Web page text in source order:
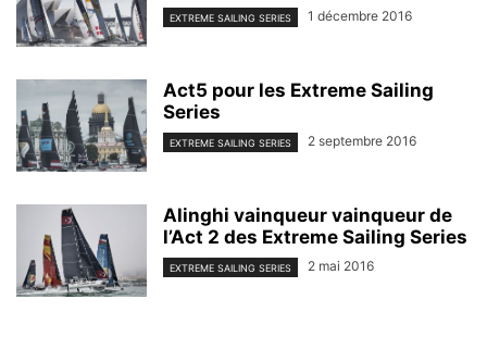
EXTREME SAILING SERIES 1 décembre 2016
Act5 pour les Extreme Sailing
Series
EXTREME SAILING SERIES 2 septembre 2016
Alinghi vainqueur vainqueur de
l’Act 2 des Extreme Sailing Series
EXTREME SAILING SERIES 2 mai 2016